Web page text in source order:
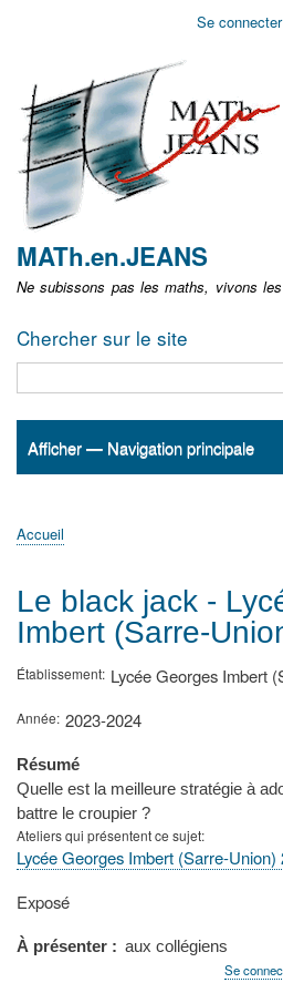
Aller
non
identifié
Se connecter
MATh.en.JEANS
Ne subissons pas les maths, vivons
Chercher sur le site
Navigation
Afficher — Navigation principale
Accueil
ActualitésMATh.en.JEANS ?
Régions et Ateliers
Créer, gérer un atelier
Sujets/Publications
Congrès
d'Ariane
Accueil
Le black jack -
Imbert (Sarre-
Établissement Lycée Georges Imbert
Année 2023-2024
Résumé
Quelle est la meilleure stratégie à
battre le croupier ?
Ateliers qui présentent ce sujet
Lycée Georges Imbert (Sarre-Union)
Type
présentation
Exposé
À présenter aux collégiens
Se